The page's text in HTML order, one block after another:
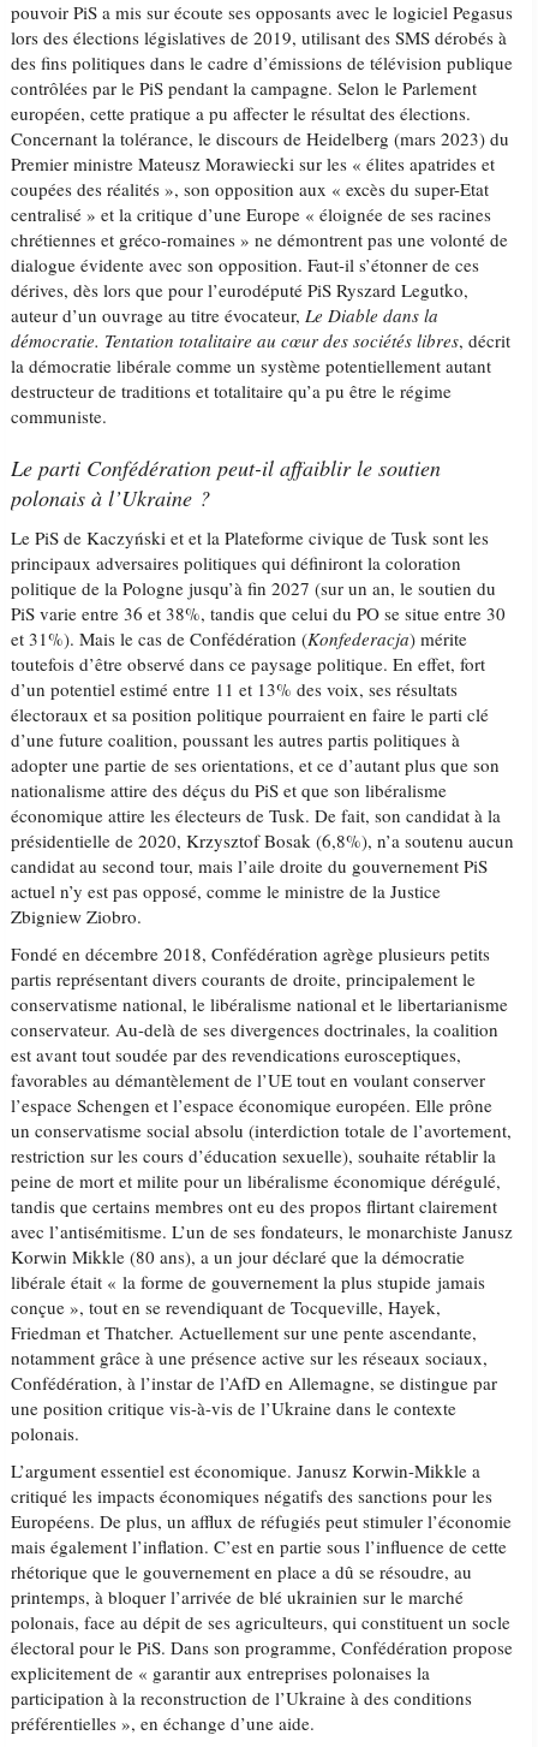
pouvoir PiS a mis sur écoute ses opposants avec le logiciel Pegasus
lors des élections législatives de 2019, utilisant des SMS dérobés à
des fins politiques dans le cadre d’émissions de télévision publique
contrôlées par le PiS pendant la campagne. Selon le Parlement
européen, cette pratique a pu affecter le résultat des élections.
Concernant la tolérance, le discours de Heidelberg (mars 2023) du
Premier ministre Mateusz Morawiecki sur les « élites apatrides et
coupées des réalités », son opposition aux « excès du super-Etat
centralisé » et la critique d’une Europe « éloignée de ses racines
chrétiennes et gréco-romaines » ne démontrent pas une volonté de
dialogue évidente avec son opposition. Faut-il s’étonner de ces
dérives, dès lors que pour l’eurodéputé PiS Ryszard Legutko,
auteur d’un ouvrage au titre évocateur,Le Diable dans la
démocratie. Tentation totalitaire au cœur des sociétés libres, décrit
la démocratie libérale comme un système potentiellement autant
destructeur de traditions et totalitaire qu’a pu être le régime
communiste.
Le parti Confédération peut-il affaiblir le soutien
polonais à l’Ukraine ?
Le PiS de Kaczyński et et la Plateforme civique de Tusk sont les
principaux adversaires politiques qui définiront la coloration
politique de la Pologne jusqu’à fin 2027 (sur un an, le soutien du
PiS varie entre 36 et 38%, tandis que celui du PO se situe entre 30
et 31%). Mais le cas de Confédération (Konfederacja) mérite
toutefois d’être observé dans ce paysage politique. En effet, fort
d’un potentiel estimé entre 11 et 13% des voix, ses résultats
électoraux et sa position politique pourraient en faire le parti clé
d’une future coalition, poussant les autres partis politiques à
adopter une partie de ses orientations, et ce d’autant plus que son
nationalisme attire des déçus du PiS et que son libéralisme
économique attire les électeurs de Tusk. De fait, son candidat à la
présidentielle de 2020, Krzysztof Bosak (6,8%), n’a soutenu aucun
candidat au second tour, mais l’aile droite du gouvernement PiS
actuel n’y est pas opposé, comme le ministre de la Justice
Zbigniew Ziobro.
Fondé en décembre 2018, Confédération agrège plusieurs petits
partis représentant divers courants de droite, principalement le
conservatisme national, le libéralisme national et le libertarianisme
conservateur. Au-delà de ses divergences doctrinales, la coalition
est avant tout soudée par des revendications eurosceptiques,
favorables au démantèlement de l’UE tout en voulant conserver
l’espace Schengen et l’espace économique européen. Elle prône
un conservatisme social absolu (interdiction totale de l’avortement,
restriction sur les cours d’éducation sexuelle), souhaite rétablir la
peine de mort et milite pour un libéralisme économique dérégulé,
tandis que certains membres ont eu des propos flirtant clairement
avec l’antisémitisme. L’un de ses fondateurs, le monarchiste Janusz
Korwin Mikkle (80 ans), a un jour déclaré que la démocratie
libérale était « la forme de gouvernement la plus stupide jamais
conçue », tout en se revendiquant de Tocqueville, Hayek,
Friedman et Thatcher. Actuellement sur une pente ascendante,
notamment grâce à une présence active sur les réseaux sociaux,
Confédération, à l’instar de l’AfD en Allemagne, se distingue par
une position critique vis-à-vis de l’Ukraine dans le contexte
polonais.
L’argument essentiel est économique. Janusz Korwin-Mikkle a
critiqué les impacts économiques négatifs des sanctions pour les
Européens. De plus, un afflux de réfugiés peut stimuler l’économie
mais également l’inflation. C’est en partie sous l’influence de cette
rhétorique que le gouvernement en place a dû se résoudre, au
printemps, à bloquer l’arrivée de blé ukrainien sur le marché
polonais, face au dépit de ses agriculteurs, qui constituent un socle
électoral pour le PiS. Dans son programme, Confédération propose
explicitement de « garantir aux entreprises polonaises la
participation à la reconstruction de l’Ukraine à des conditions
préférentielles », en échange d’une aide.